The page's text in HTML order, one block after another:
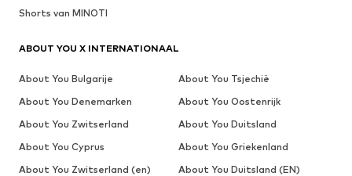
Shorts van MINOTI
ABOUT YOU X INTERNATIONAAL
About You Bulgarije
About You Tsjechië
About You Denemarken
About You Oostenrijk
About You Zwitserland
About You Duitsland
About You Cyprus
About You Griekenland
About You Zwitserland (en)
About You Duitsland (EN)